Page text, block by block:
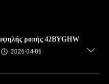
ροπής 42BYGHW
2026-04-06